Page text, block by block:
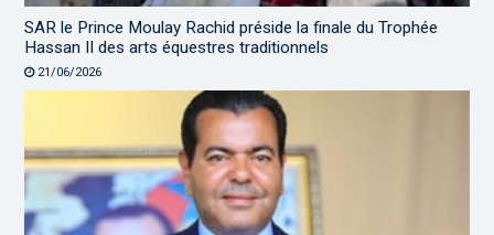
SAR le Prince Moulay Rachid préside la finale du Trophée
Hassan II des arts équestres traditionnels
21/06/2026